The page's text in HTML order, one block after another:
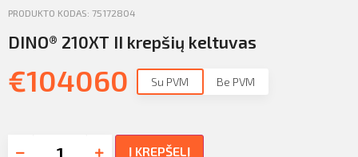
PRODUKTO KODAS: 75172804
DINO® 210XT II krepšių keltuvas
€104060 Su PVM Be PVM
Į KREPŠELĮ